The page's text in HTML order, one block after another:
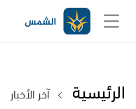
الرئيسية آخر الأخبار